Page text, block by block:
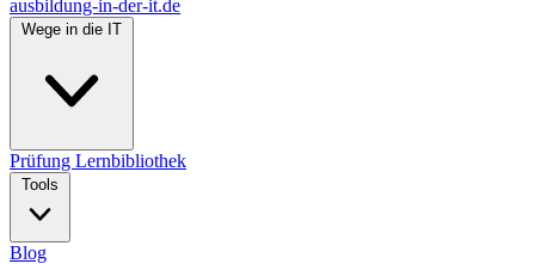
ausbildung-in-der-it.de
Prüfung Lernbibliothek
Blog